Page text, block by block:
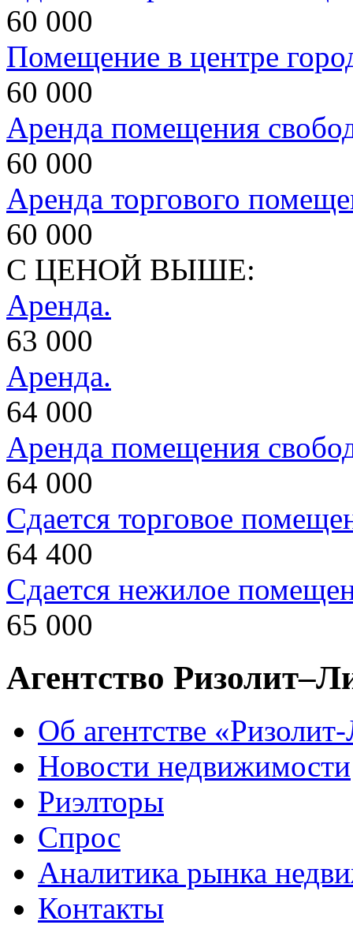
60 000
Помещение в центре
60 000
Аренда помещения
60 000
Аренда торгового
60 000
С ЦЕНОЙ ВЫШЕ:
Аренда.
63 000
Аренда.
64 000
Аренда помещения
64 000
Сдается торговое
64 400
Сдается нежилое
65 000
Агентство
Об агентстве
Новости недвижимости
Риэлторы
Спрос
Аналитика рынка
Контакты